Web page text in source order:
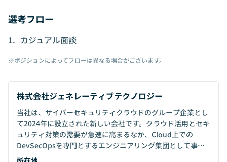
選考フロー
カジュアル面談
※ポジションによってフローは異なる場合がございます。
株式会社ジェネレーティブテクノロジー
当社は、サイバーセキュリティクラウドのグループ企業とし
て2024年に設立された新しい会社です。クラウド活用とセキ
ュリティ対策の需要が急速に高まるなか、Cloud上での
DevSecOpsを専門とするエンジニアリング集団として事業
を開始しました。